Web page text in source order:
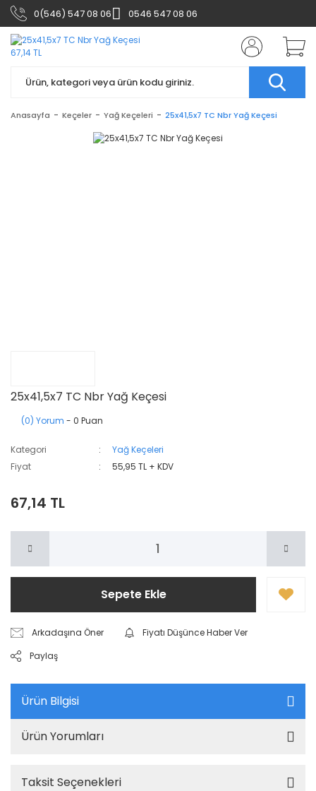
0(546) 547 08 06 0546 547 08 06
Anasayfa Keçeler Yağ Keçeleri 25x41,5x7 TC Nbr Yağ Keçesi
25x41,5x7 TC Nbr Yağ Keçesi
(0) Yorum - 0 Puan
Kategori
Yağ Keçeleri
Fiyat
55,95 TL + KDV
67,14 TL
Sepete Ekle
Arkadaşına Öner
Fiyatı Düşünce Haber Ver
Paylaş
Ürün Bilgisi
Ürün Yorumları
Taksit Seçenekleri